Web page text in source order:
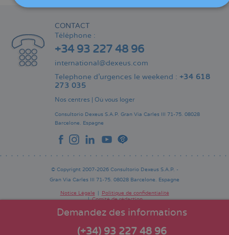
Demandez des informations
(+34) 93 227 48 96
CONTACT
Téléphone :
+34 93 227 48 96
international@dexeus.com
Telephone d’urgences le weekend : +34 618
273 035
Nos centres | Où vous loger
Consultorio Dexeus S.A.P. Gran Via Carles III 71-75. 08028
Barcelone. Espagne
© Copyright 2007-2026 Consultorio Dexeus S.A.P. -
Gran Via Carles III 71-75. 08028 Barcelone. Espagne
Pie
Notice Légale
Politique de confidentialité
Comité de rédaction